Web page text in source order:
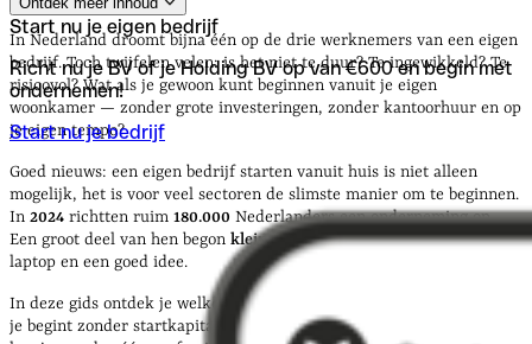
Start nu je eigen bedrijf
Richt nu je BV of je Holding BV op van €600 en begin met
ondernemen!
Start nu je bedrijf
De belangrijkste punten
Mogelijk zonder geld? Administratie Vergelijking Van huis
naar groei Valkuilen Begin klein, denk groot
In Nederland droomt bijna één op de drie werknemers van een eigen
bedrijf. Toch twijfelen velen: is het niet te duur? Te ingewikkeld? Te
risicovol? Wat als je gewoon kunt beginnen vanuit je eigen
woonkamer — zonder grote investeringen, zonder kantoorhuur en op
je eigen tempo?
Goed nieuws: een eigen bedrijf starten vanuit huis is niet alleen
mogelijk, het is voor veel sectoren de slimste manier om te beginnen.
In 2024 richtten ruim 180.000 Nederlanders een onderneming op.
Een groot deel van hen begon klein, thuis, met weinig meer dan een
laptop en een goed idee.
In deze gids ontdek je welke ideeën het best werken vanuit huis, hoe
je begint zonder startkapitaal, wat je administratief moet regelen en